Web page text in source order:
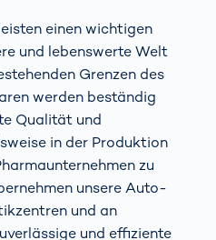
einen wichtigen
und lebenswerte Welt
Grenzen des
werden beständig
Qualität und
in der Produktion
zu
unsere Auto-
und an
und effiziente